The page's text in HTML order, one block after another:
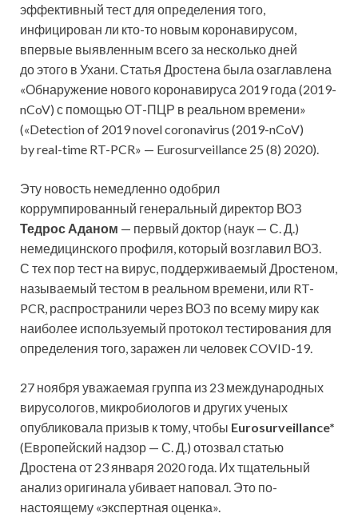
эффективный тест для определения того,
инфицирован ли кто-то новым коронавирусом,
впервые выявленным всего за несколько дней
до этого в Ухани. Статья Дростена была озаглавлена
«Обнаружение нового коронавируса 2019 года (2019-
nCoV) с помощью ОТ-ПЦР в реальном времени»
(«Detection of 2019 novel coronavirus (2019-nCoV)
by real-time RT-PCR» — Eurosurveillance 25 (8) 2020).
Эту новость немедленно одобрил
коррумпированный генеральный директор ВОЗ
Тедрос Аданом — первый доктор (наук — С. Д.)
немедицинского профиля, который возглавил ВОЗ.
С тех пор тест на вирус, поддерживаемый Дростеном,
называемый тестом в реальном времени, или RT-
PCR, распространили через ВОЗ по всему миру как
наиболее используемый протокол тестирования для
определения того, заражен ли человек COVID-19.
27 ноября уважаемая группа из 23 международных
вирусологов, микробиологов и других ученых
опубликовала призыв к тому, чтобы Eurosurveillance*
(Европейский надзор — С. Д.) отозвал статью
Дростена от 23 января 2020 года. Их тщательный
анализ оригинала убивает наповал. Это по-
настоящему «экспертная оценка».